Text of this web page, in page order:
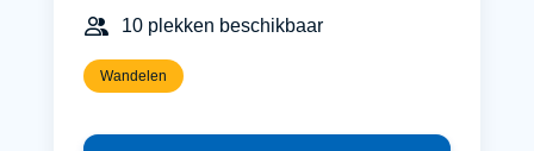
10 plekken beschikbaar
Wandelen